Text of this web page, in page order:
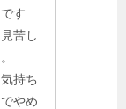
す
苦し
持ち
やめ